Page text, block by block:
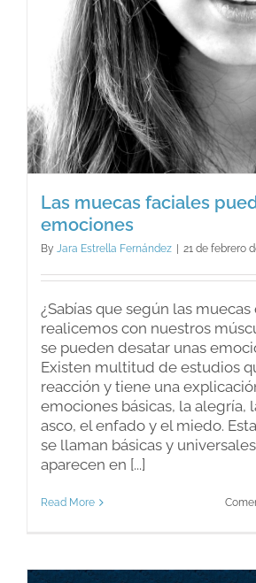
Las muecas faciales
emociones
By Jara Estrella Fernández | 21 de febrero
¿Sabías que según las muecas
realicemos con nuestros
se pueden desatar unas
Existen multitud de estudios
reacción y tiene una
emociones básicas, la alegría,
asco, el enfado y el miedo.
se llaman básicas y
aparecen en [...]
Read More